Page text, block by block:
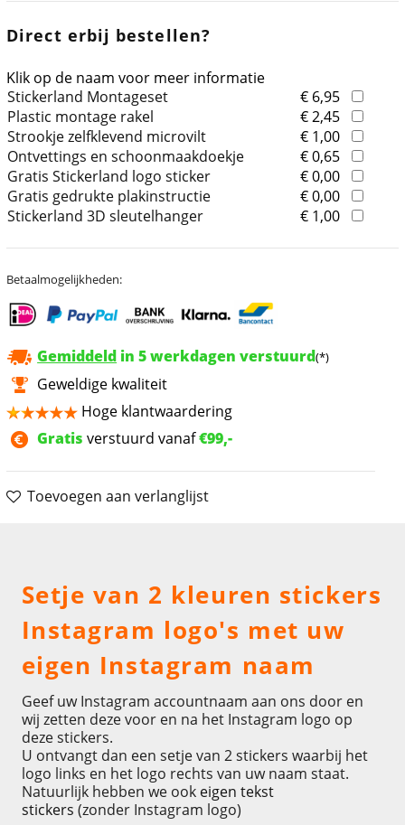
Direct erbij bestellen?
Klik op de naam voor meer informatie
Stickerland Montageset
€ 6,95
Plastic montage rakel
€ 2,45
Strookje zelfklevend microvilt
€ 1,00
Ontvettings en schoonmaakdoekje
€ 0,65
Gratis Stickerland logo sticker
€ 0,00
Gratis gedrukte plakinstructie
€ 0,00
Stickerland 3D sleutelhanger
€ 1,00
Betaalmogelijkheden:
Gemiddeld in 5 werkdagen verstuurd(*)
Geweldige kwaliteit
Hoge klantwaardering
Gratis verstuurd vanaf€99,-
Toevoegen aan verlanglijst
Setje van 2 kleuren stickers
Instagram logo's met uw
eigen Instagram naam
Geef uw Instagram accountnaam aan ons door en
wij zetten deze voor en na het Instagram logo op
deze stickers.
U ontvangt dan een setje van 2 stickers waarbij het
logo links en het logo rechts van uw naam staat.
Natuurlijk hebben we ook eigen tekst
stickers (zonder Instagram logo)